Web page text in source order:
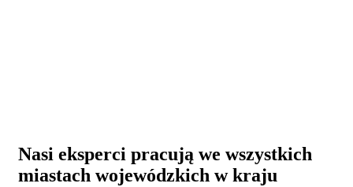
Nasi eksperci pracują we wszystkich
miastach wojewódzkich w kraju